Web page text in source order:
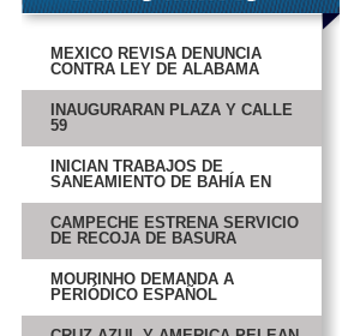
MÉXICO REVISA DENUNCIA
CONTRA LEY DE ALABAMA
INAUGURARÁN PLAZA Y CALLE
59
INICIAN TRABAJOS DE
SANEAMIENTO DE BAHÍA EN
CAMPECHE ESTRENA SERVICIO
DE RECOJA DE BASURA
MOURINHO DEMANDA A
PERIÓDICO ESPAÑOL